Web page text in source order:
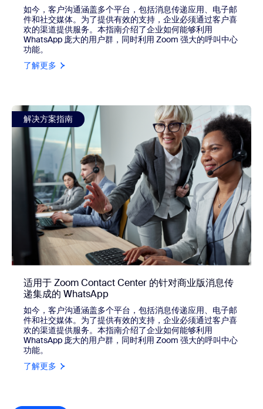
如今，客户沟通涵盖多个平台，包括消息传递应用、电子邮
件和社交媒体。为了提供有效的支持，企业必须通过客户喜
欢的渠道提供服务。本指南介绍了企业如何能够利用
WhatsApp 庞大的用户群，同时利用 Zoom 强大的呼叫中心
功能。
了解更多
view 适用于 Zoom Contact Center 的针对商业版消息传递
解决方案指南
适用于 Zoom Contact Center 的针对商业版消息传
递集成的 WhatsApp
如今，客户沟通涵盖多个平台，包括消息传递应用、电子邮
件和社交媒体。为了提供有效的支持，企业必须通过客户喜
欢的渠道提供服务。本指南介绍了企业如何能够利用
WhatsApp 庞大的用户群，同时利用 Zoom 强大的呼叫中心
功能。
了解更多